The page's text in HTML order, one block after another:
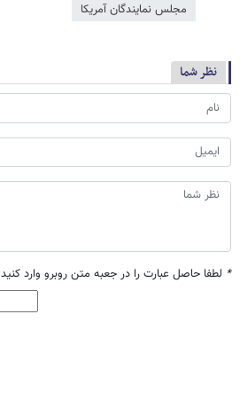
مجلس نمایندگان آمریکا
نظر شما
* لطفا حاصل عبارت را در جعبه متن روبرو وارد کنید